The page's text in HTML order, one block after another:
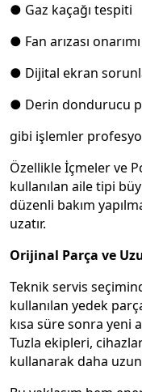
● Gaz kaçağı tespiti
● Fan arızası onarımı
● Dijital ekran
● Derin dondurucu
gibi işlemler
Özellikle İçmeler ve
kullanılan aile tipi
düzenli bakım
uzatır.
Orijinal Parça ve
Teknik servis
kullanılan yedek
kısa süre sonra yeni
Tuzla ekipleri,
kullanarak daha